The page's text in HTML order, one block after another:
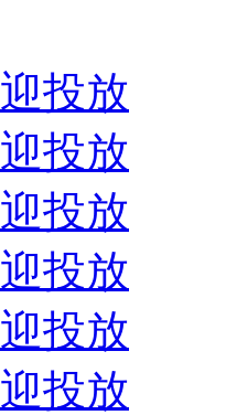
投放
投放
投放
投放
投放
投放